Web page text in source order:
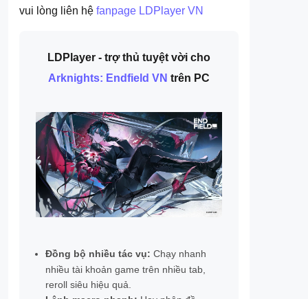
vui lòng liên hệ fanpage LDPlayer VN
LDPlayer - trợ thủ tuyệt vời cho
Arknights: Endfield VN trên PC
Đồng bộ nhiều tác vụ: Chạy nhanh
nhiều tài khoản game trên nhiều tab,
reroll siêu hiệu quả.